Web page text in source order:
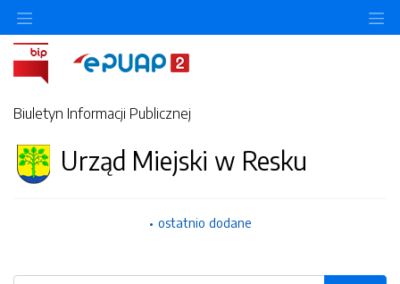
Biuletyn Informacji Publicznej
Urząd Miejski w Resku
ostatnio dodane